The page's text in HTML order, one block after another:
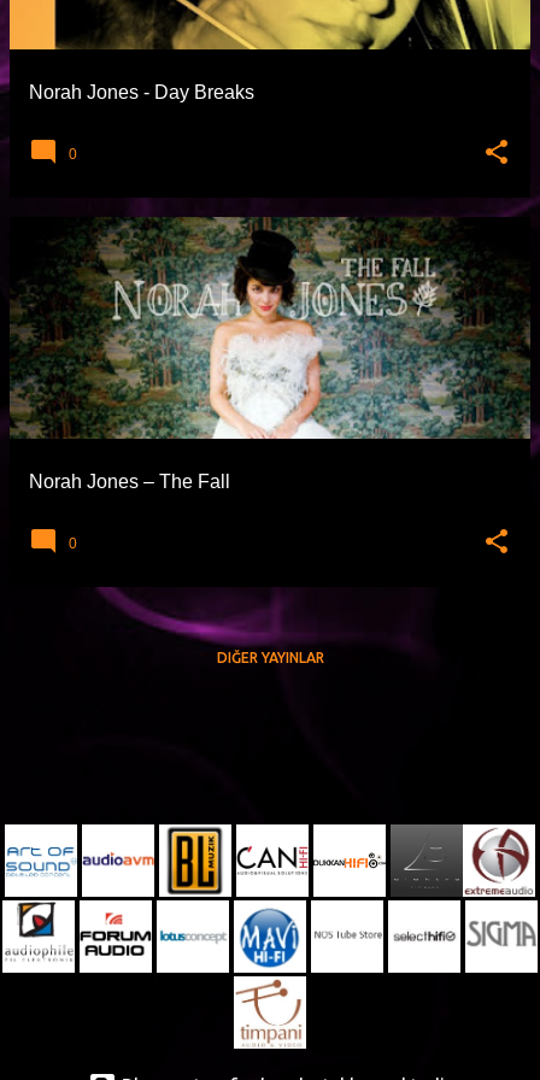
a
r
Norah Jones - Day Breaks
0
Norah Jones – The Fall
0
DIĞER YAYINLAR